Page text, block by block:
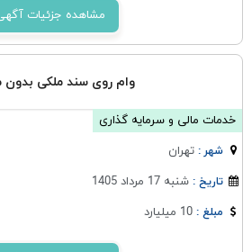
مشاهده جزئیات
وام روی سند ملکی بدون
خدمات مالی و سرمایه گذاری
شهر :تهران
تاریخ :شنبه 17 مرداد 1405
مبلغ :10 میلیارد